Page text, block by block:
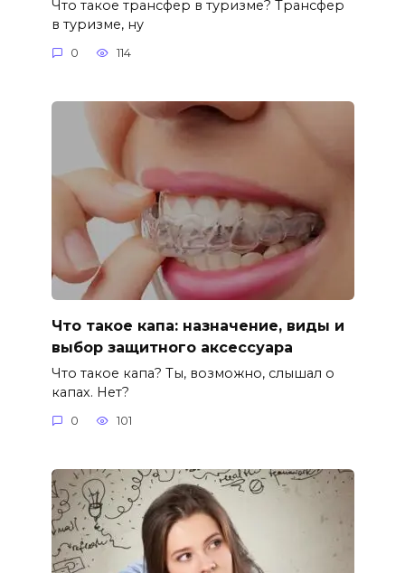
Что такое трансфер в туризме? Трансфер
в туризме, ну
0 114
Что такое капа: назначение, виды и
выбор защитного аксессуара
Что такое капа? Ты, возможно, слышал о
капах. Нет?
0 101